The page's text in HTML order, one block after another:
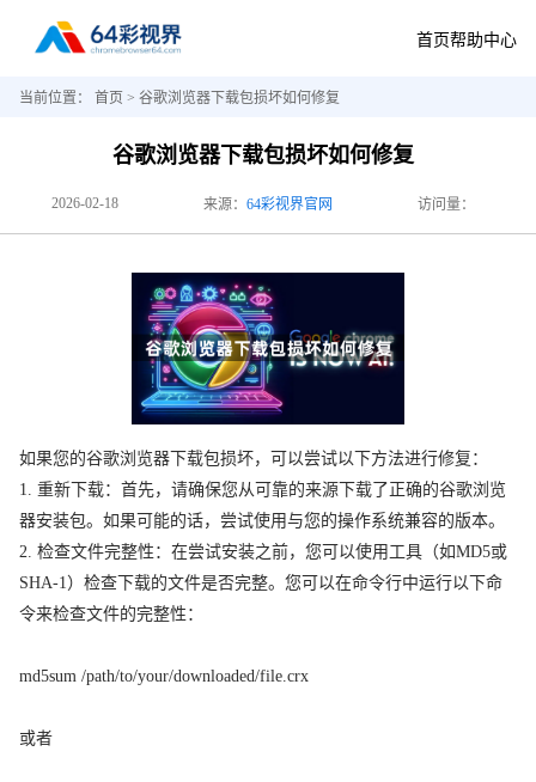
首页帮助中心
当前位置： 首页 > 谷歌浏览器下载包损坏如何修复
谷歌浏览器下载包损坏如何修复
2026-02-18 来源： 64彩视界官网 访问量：
如果您的谷歌浏览器下载包损坏，可以尝试以下方法进行修复：
1. 重新下载：首先，请确保您从可靠的来源下载了正确的谷歌浏览
器安装包。如果可能的话，尝试使用与您的操作系统兼容的版本。
2. 检查文件完整性：在尝试安装之前，您可以使用工具（如MD5或
SHA-1）检查下载的文件是否完整。您可以在命令行中运行以下命
令来检查文件的完整性：
md5sum /path/to/your/downloaded/file.crx
或者